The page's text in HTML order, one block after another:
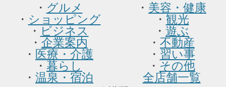
・ グルメ
・ ショッピング
・ ビジネス
・ 企業案内
・ 医療・介護
・ 暮らし
・ 温泉・宿泊
・ 美容・健康
・ 観光
・ 遊ぶ
・ 不動産
・ 習い事
・ その他
全店舗一覧